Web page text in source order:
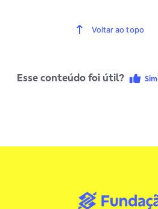
Voltar ao topo
Esse conteúdo foi útil? Sim